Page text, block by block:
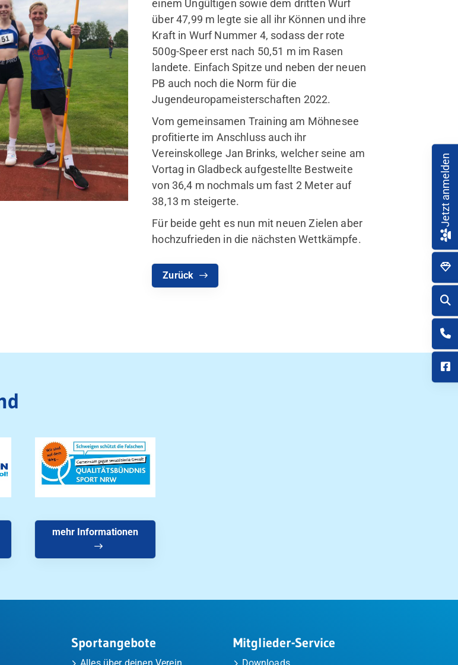
einem Ungültigen sowie dem dritten Wurf
über 47,99 m legte sie all ihr Können und ihre
Kraft in Wurf Nummer 4, sodass der rote
500g-Speer erst nach 50,51 m im Rasen
landete. Einfach Spitze und neben der neuen
PB auch noch die Norm für die
Jugendeuropameisterschaften 2022.
Vom gemeinsamen Training am Möhnesee
profitierte im Anschluss auch ihr
Vereinskollege Jan Brinks, welcher seine am
Vortag in Gladbeck aufgestellte Bestweite
von 36,4 m nochmals um fast 2 Meter auf
38,13 m steigerte.
Für beide geht es nun mit neuen Zielen aber
hochzufrieden in die nächsten Wettkämpfe.
Zurück
mehr Informationen
Sportangebote Mitglieder-Service
Jetzt anmelden
& Jugendliche
Service
Mitglied werden
Jobs
FAQ